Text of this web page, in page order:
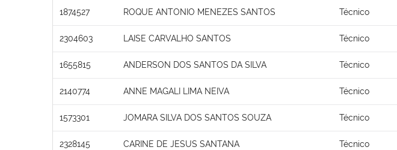
1874527 ROQUE ANTONIO MENEZES SANTOS Técnico
2304603 LAISE CARVALHO SANTOS Técnico
1655815 ANDERSON DOS SANTOS DA SILVA Técnico
2140774 ANNE MAGALI LIMA NEIVA Técnico
1573301 JOMARA SILVA DOS SANTOS SOUZA Técnico
2328145 CARINE DE JESUS SANTANA Técnico